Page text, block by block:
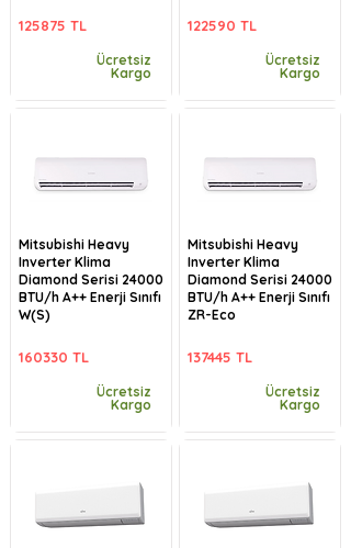
125875 TL
Ücretsiz
Kargo
Mitsubishi Heavy
Inverter Klima
Diamond Serisi 24000
BTU/h A++ Enerji Sınıfı
W(S)
160330 TL
Ücretsiz
Kargo
122590 TL
Ücretsiz
Kargo
Mitsubishi Heavy
Inverter Klima
Diamond Serisi 24000
BTU/h A++ Enerji Sınıfı
ZR-Eco
137445 TL
Ücretsiz
Kargo